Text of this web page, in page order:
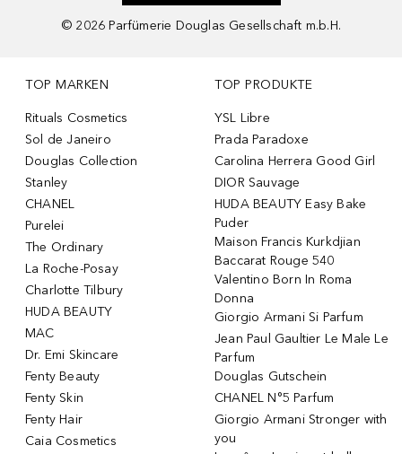
© 2026 Parfümerie Douglas Gesellschaft m.b.H.
TOP MARKEN
Rituals Cosmetics
Sol de Janeiro
Douglas Collection
Stanley
CHANEL
Purelei
The Ordinary
La Roche-Posay
Charlotte Tilbury
HUDA BEAUTY
MAC
Dr. Emi Skincare
Fenty Beauty
Fenty Skin
Fenty Hair
Caia Cosmetics
TOP PRODUKTE
YSL Libre
Prada Paradoxe
Carolina Herrera Good Girl
DIOR Sauvage
HUDA BEAUTY Easy Bake
Puder
Maison Francis Kurkdjian
Baccarat Rouge 540
Valentino Born In Roma
Donna
Giorgio Armani Si Parfum
Jean Paul Gaultier Le Male Le
Parfum
Douglas Gutschein
CHANEL N°5 Parfum
Giorgio Armani Stronger with
you